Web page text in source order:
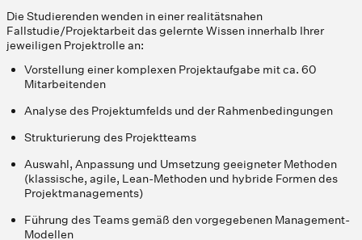
Die Studierenden wenden in einer realitätsnahen
Fallstudie/Projektarbeit das gelernte Wissen innerhalb Ihrer
jeweiligen Projektrolle an:
Vorstellung einer komplexen Projektaufgabe mit ca. 60
Mitarbeitenden
Analyse des Projektumfelds und der Rahmenbedingungen
Strukturierung des Projektteams
Auswahl, Anpassung und Umsetzung geeigneter Methoden
(klassische, agile, Lean-Methoden und hybride Formen des
Projektmanagements)
Führung des Teams gemäß den vorgegebenen Management-
Modellen